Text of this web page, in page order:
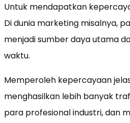
Untuk mendapatkan
Di dunia marketing misalnya,
menjadi sumber daya utama
waktu.
Memperoleh kepercayaan
menghasilkan lebih banyak
para profesional industri, dan